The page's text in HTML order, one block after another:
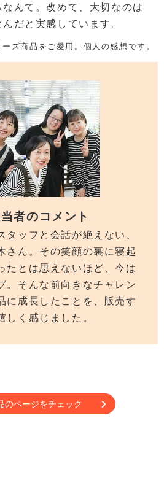
んて。改めて、大切なのは
だと実感しています。
ズ商品をご愛用。個人の感想です。
者のコメント
タッフと会話が絶えない、
さん。その笑顔の裏に寝起
たとは思えないほど、今は
。そんな前向きなチャレン
に成長したことを、販売す
しく感じました。
のページをチェック